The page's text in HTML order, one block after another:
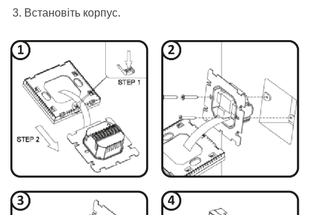
Встановіть корпус.